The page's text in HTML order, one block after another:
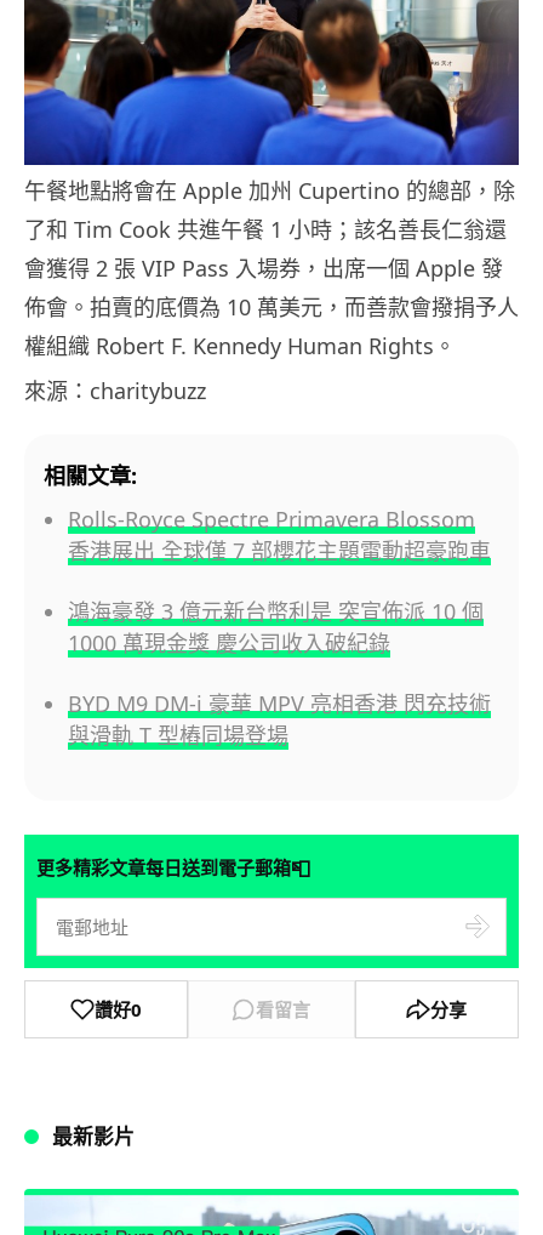
午餐地點將會在 Apple 加州 Cupertino 的總部，除
了和 Tim Cook 共進午餐 1 小時；該名善長仁翁還
會獲得 2 張 VIP Pass 入場券，出席一個 Apple 發
佈會。拍賣的底價為 10 萬美元，而善款會撥捐予人
權組織 Robert F. Kennedy Human Rights。
來源：charitybuzz
相關文章:
Rolls-Royce Spectre Primavera Blossom
香港展出 全球僅 7 部櫻花主題電動超豪跑車
鴻海豪發 3 億元新台幣利是 突宣佈派 10 個
1000 萬現金獎 慶公司收入破紀錄
BYD M9 DM-i 豪華 MPV 亮相香港 閃充技術
與滑軌 T 型樁同場登場
更多精彩文章每日送到電子郵箱📮
讚好0 看留言 分享
最新影片